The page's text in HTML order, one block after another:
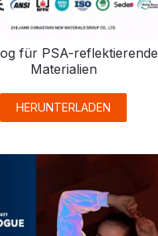
für PSA-reflektierende
Materialien
HERUNTERLADEN